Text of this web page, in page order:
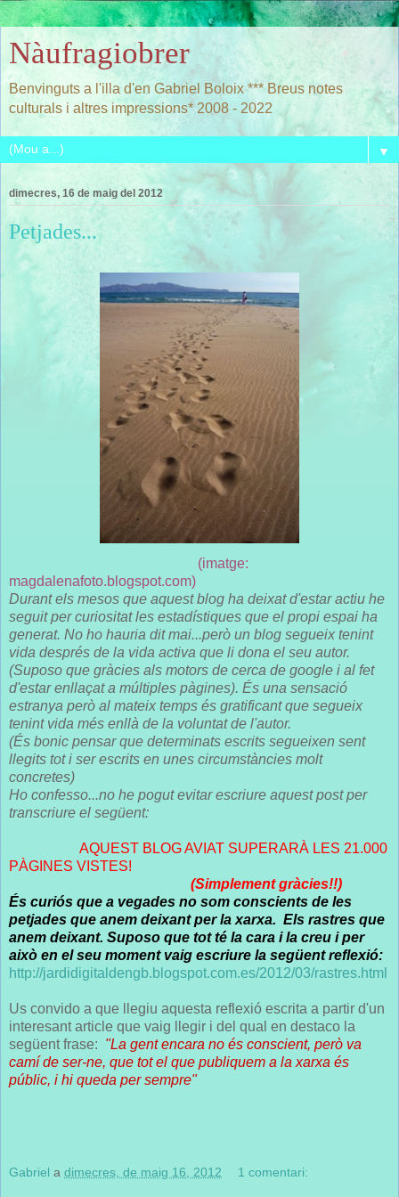
Nàufragiobrer
Benvinguts a l'illa d'en Gabriel Boloix *** Breus notes
culturals i altres impressions* 2008 - 2022
▼
dimecres, 16 de maig del 2012
Petjades...
(imatge:
magdalenafoto.blogspot.com)
Durant els mesos que aquest blog ha deixat d'estar actiu he
seguit per curiositat les estadístiques que el propi espai ha
generat. No ho hauria dit mai...però un blog segueix tenint
vida després de la vida activa que li dona el seu autor.
(Suposo que gràcies als motors de cerca de google i al fet
d'estar enllaçat a múltiples pàgines). És una sensació
estranya però al mateix temps és gratificant que segueix
tenint vida més enllà de la voluntat de l'autor.
(És bonic pensar que determinats escrits segueixen sent
llegits tot i ser escrits en unes circumstàncies molt
concretes)
Ho confesso...no he pogut evitar escriure aquest post per
transcriure el següent:
AQUEST BLOG AVIAT SUPERARÀ LES 21.000
PÀGINES VISTES!
(Simplement gràcies!!)
És curiós que a vegades no som conscients de les
petjades que anem deixant per la xarxa. Els rastres que
anem deixant. Suposo que tot té la cara i la creu i per
això en el seu moment vaig escriure la següent reflexió:
http://jardidigitaldengb.blogspot.com.es/2012/03/rastres.html
Us convido a que llegiu aquesta reflexió escrita a partir d'un
interesant article que vaig llegir i del qual en destaco la
següent frase: "La gent encara no és conscient, però va
camí de ser-ne, que tot el que publiquem a la xarxa és
públic, i hi queda per sempre"
Gabriel a dimecres, de maig 16, 2012 1 comentari: